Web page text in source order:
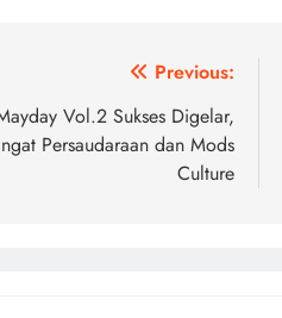
Previous:
Vol.2 Sukses Digelar,
Persaudaraan dan Mods
Culture